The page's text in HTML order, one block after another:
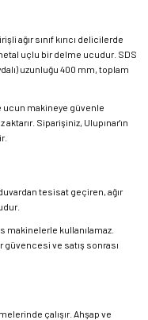
ağır sınıf kırıcı delicilerde
uçlu bir delme ucudur. SDS
uzunluğu 400 mm, toplam
ucun makineye güvenle
Siparişiniz, Ulupınar'ın
tesisat geçiren, ağır
makinelerle kullanılamaz.
güvencesi ve satış sonrası
çalışır. Ahşap ve